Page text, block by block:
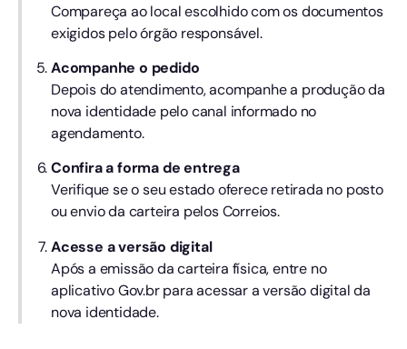
Compareça ao local escolhido com os documentos
exigidos pelo órgão responsável.
Acompanhe o pedido
Depois do atendimento, acompanhe a produção da
nova identidade pelo canal informado no
agendamento.
Confira a forma de entrega
Verifique se o seu estado oferece retirada no posto
ou envio da carteira pelos Correios.
Acesse a versão digital
Após a emissão da carteira física, entre no
aplicativo Gov.br para acessar a versão digital da
nova identidade.